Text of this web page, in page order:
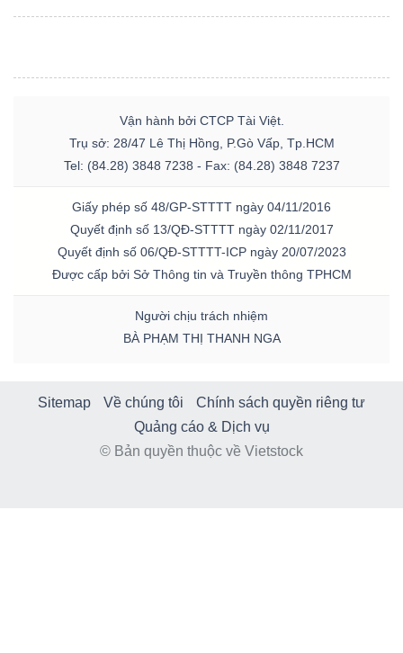
Vận hành bởi CTCP Tài Việt.
Trụ sở: 28/47 Lê Thị Hồng, P.Gò Vấp, Tp.HCM
Tel: (84.28) 3848 7238 - Fax: (84.28) 3848 7237
Giấy phép số 48/GP-STTTT ngày 04/11/2016
Quyết định số 13/QĐ-STTTT ngày 02/11/2017
Quyết định số 06/QĐ-STTTT-ICP ngày 20/07/2023
Được cấp bởi Sở Thông tin và Truyền thông TPHCM
Người chịu trách nhiệm
BÀ PHẠM THỊ THANH NGA
Sitemap Về chúng tôi
Chính sách quyền riêng tư
Quảng cáo & Dịch vụ
© Bản quyền thuộc về Vietstock